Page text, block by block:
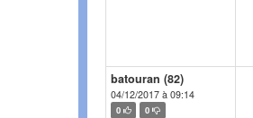
batouran (82)
04/12/2017 à 09:14
0 0